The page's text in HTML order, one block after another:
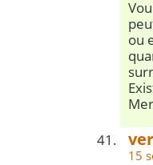
ou
15